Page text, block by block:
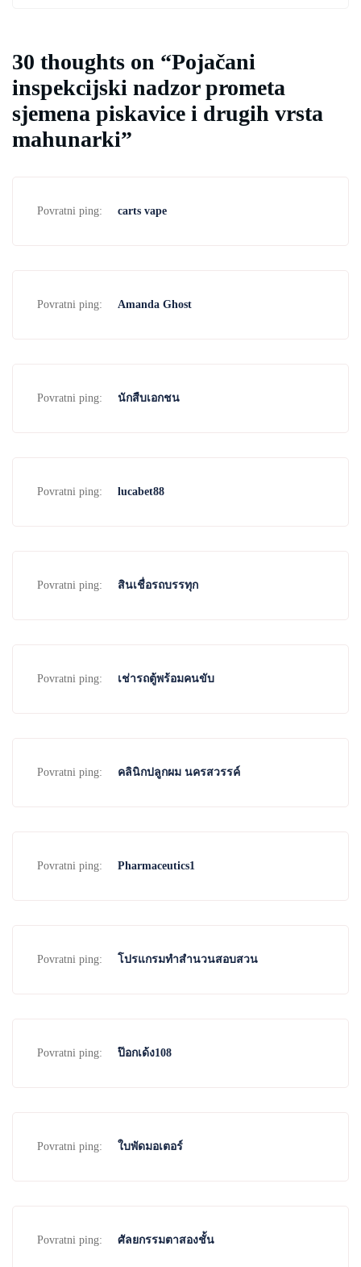
30 thoughts on “Pojačani
inspekcijski nadzor prometa
sjemena piskavice i drugih vrsta
mahunarki”
Povratni ping: carts vape
Povratni ping: Amanda Ghost
Povratni ping: นักสืบเอกชน
Povratni ping: lucabet88
Povratni ping: สินเชื่อรถบรรทุก
Povratni ping: เช่ารถตู้พร้อมคนขับ
Povratni ping: คลินิกปลูกผม นครสวรรค์
Povratni ping: Pharmaceutics1
Povratni ping: โปรแกรมทำสำนวนสอบสวน
Povratni ping: ป๊อกเด้ง108
Povratni ping: ใบพัดมอเตอร์
Povratni ping: ศัลยกรรมตาสองชั้น